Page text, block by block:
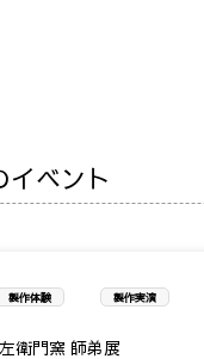
イベント
製作体験 製作実演
衛門窯 師弟展